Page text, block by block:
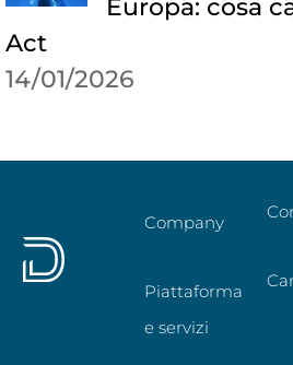
Europa: cosa
Act
14/01/2026
Company
Piattaforma
e servizi